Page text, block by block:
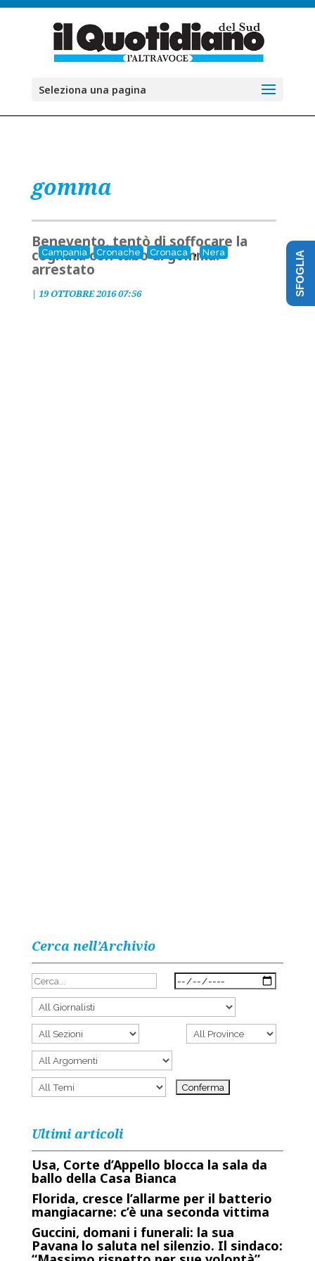
Seleziona una pagina
gomma
Campania Cronache Cronaca , Nera
Benevento, tentò di soffocare la
cognata con tubo di gomma:
arrestato
| 19 OTTOBRE 2016 07:56
Cerca nell’Archivio
Ultimi articoli
Usa, Corte d’Appello blocca la sala da
ballo della Casa Bianca
Florida, cresce l’allarme per il batterio
mangiacarne: c’è una seconda vittima
Guccini, domani i funerali: la sua
Pavana lo saluta nel silenzio. Il sindaco:
SFOGLIA